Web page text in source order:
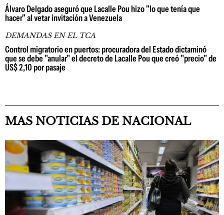
Álvaro Delgado aseguró que Lacalle Pou hizo "lo que tenía que
hacer" al vetar invitación a Venezuela
DEMANDAS EN EL TCA
Control migratorio en puertos: procuradora del Estado dictaminó
que se debe "anular" el decreto de Lacalle Pou que creó "precio" de
US$ 2,10 por pasaje
MAS NOTICIAS DE NACIONAL